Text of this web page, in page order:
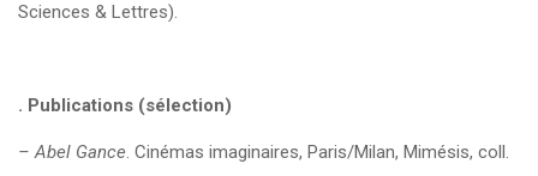
Sciences & Lettres).
. Publications (sélection)
– Abel Gance. Cinémas imaginaires, Paris/Milan, Mimésis, coll.